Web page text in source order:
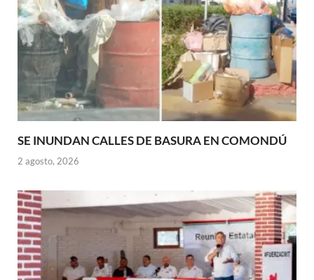
SE INUNDAN CALLES DE BASURA EN COMONDÚ
2 agosto, 2026